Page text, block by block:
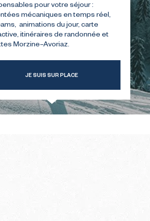
VOTRE
ÉTÉ
pour votre séjour :
mécaniques en temps réel,
animations du jour, carte
itinéraires de randonnée et
Morzine–Avoriaz.
JE SUIS SUR PLACE